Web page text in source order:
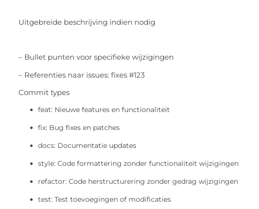
Uitgebreide beschrijving indien nodig
– Bullet punten voor specifieke wijzigingen
– Referenties naar issues: fixes #123
Commit types
feat: Nieuwe features en functionaliteit
fix: Bug fixes en patches
docs: Documentatie updates
style: Code formattering zonder functionaliteit wijzigingen
refactor: Code herstructurering zonder gedrag wijzigingen
test: Test toevoegingen of modificaties